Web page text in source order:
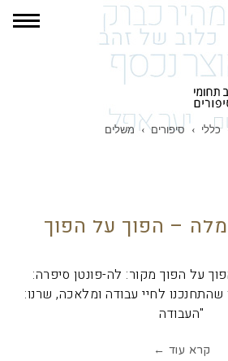
כללי › סיפורים › משלים
– הפוך על הפוך
על הפוך מקור: לה-פונטן סיפרה:
לחיי עבודה ומלאכה, שרנו:
"העבודה
קרא עוד ←